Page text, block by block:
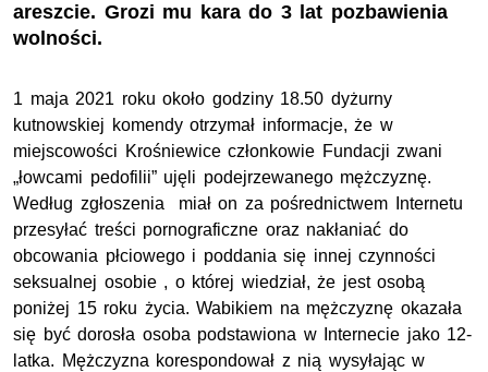
areszcie. Grozi mu kara do 3 lat pozbawienia
wolności.
1 maja 2021 roku około godziny 18.50 dyżurny
kutnowskiej komendy otrzymał informacje, że w
miejscowości Krośniewice członkowie Fundacji zwani
„łowcami pedofilii” ujęli podejrzewanego mężczyznę.
Według zgłoszenia miał on za pośrednictwem Internetu
przesyłać treści pornograficzne oraz nakłaniać do
obcowania płciowego i poddania się innej czynności
seksualnej osobie , o której wiedział, że jest osobą
poniżej 15 roku życia. Wabikiem na mężczyznę okazała
się być dorosła osoba podstawiona w Internecie jako 12-
latka. Mężczyzna korespondował z nią wysyłając w